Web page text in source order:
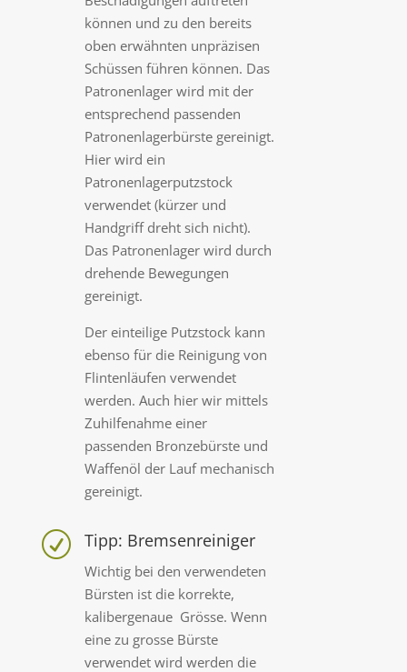
können und zu den bereits
oben erwähnten unpräzisen
Schüssen führen können. Das
Patronenlager wird mit der
entsprechend passenden
Patronenlagerbürste gereinigt.
Hier wird ein
Patronenlagerputzstock
verwendet (kürzer und
Handgriff dreht sich nicht).
Das Patronenlager wird durch
drehende Bewegungen
gereinigt.
Der einteilige Putzstock kann
ebenso für die Reinigung von
Flintenläufen verwendet
werden. Auch hier wir mittels
Zuhilfenahme einer
passenden Bronzebürste und
Waffenöl der Lauf mechanisch
gereinigt.
R Tipp: Bremsenreiniger
Wichtig bei den verwendeten
Bürsten ist die korrekte,
kalibergenaue Grösse. Wenn
eine zu grosse Bürste
verwendet wird werden die